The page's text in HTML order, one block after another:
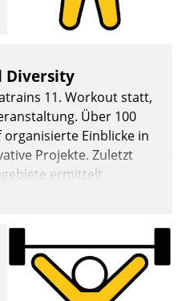
Diversity
11. Workout statt,
Über 100
Einblicke in
Projekte. Zuletzt
ermittelt.